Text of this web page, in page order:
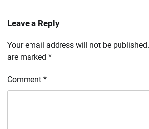
Leave a Reply
Your email address will not be published.
are marked *
Comment *